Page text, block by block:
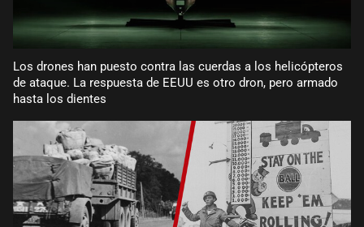
Los drones han puesto contra las cuerdas a los helicópteros
de ataque. La respuesta de EEUU es otro dron, pero armado
hasta los dientes